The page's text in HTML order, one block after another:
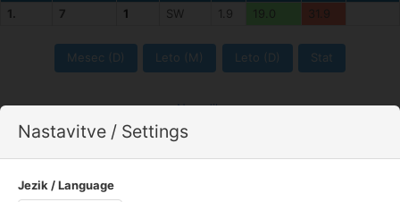
Nastavitve / Settings
Jezik / Language
1.
7 1 SW 1.9 19.0 31.9
Mesec (D) Leto (M) Leto (D) Stat
Navodila
© jaka_87
Spletna stran uporablja piškotke z namenom, da vam ponudimo boljše
spremljanje statistike obiska. Z nadaljevanjem obiska na spletni strani